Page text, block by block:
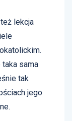
lekcja
sama
tak
jego